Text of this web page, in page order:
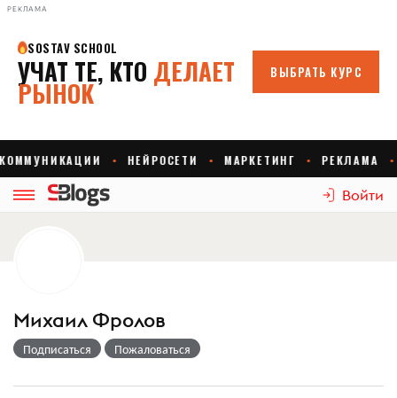
РЕКЛАМА
Войти
Михаил Фролов
Подписаться Пожаловаться